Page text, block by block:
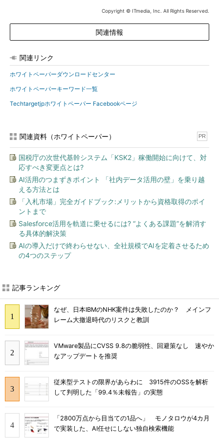
Copyright © ITmedia, Inc. All Rights Reserved.
関連情報
関連リンク
ホワイトペーパーダウンロードセンター
ホワイトペーパーキーワード一覧
Techtargetjpホワイトペーパー Facebookページ
関連資料（ホワイトペーパー） PR
国税庁の次世代基幹システム「KSK2」稼働開始に向けて、対
応すべき変更点とは?
AI活用のつまずきポイント 「社内データ活用の壁」を乗り越
える方法とは
「入札市場」完全ガイドブック:メリットから資格取得のポイ
ントまで
Salesforce活用を軌道に乗せるには? “よくある課題”を解消す
る具体的解決策
AIの導入だけで終わらせない、全社規模でAIを定着させるため
の4つのステップ
記事ランキング
なぜ、日本IBMのNHK案件は失敗したのか？ メインフ
レーム大撤退時代のリスクと教訓
VMware製品にCVSS 9.8の脆弱性、回避策なし 速やか
なアップデートを推奨
従来型テストの限界があらわに 3915件のOSSを解析
して判明した「99.4％未報告」の実態
「2800万点から目当ての1品へ」 モノタロウが4カ月
で実装した、AI任せにしない独自検索機能